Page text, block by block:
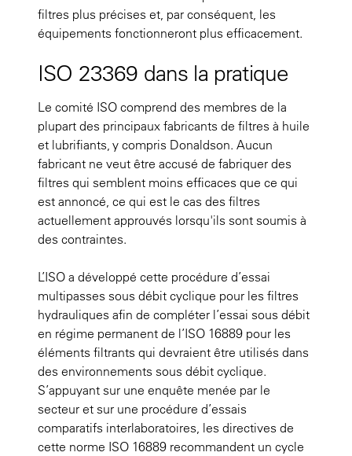
filtres plus précises et, par conséquent, les
équipements fonctionneront plus efficacement.
ISO 23369 dans la pratique
Le comité ISO comprend des membres de la
plupart des principaux fabricants de filtres à huile
et lubrifiants, y compris Donaldson. Aucun
fabricant ne veut être accusé de fabriquer des
filtres qui semblent moins efficaces que ce qui
est annoncé, ce qui est le cas des filtres
actuellement approuvés lorsqu'ils sont soumis à
des contraintes.
L’ISO a développé cette procédure d’essai
multipasses sous débit cyclique pour les filtres
hydrauliques afin de compléter l’essai sous débit
en régime permanent de l’ISO 16889 pour les
éléments filtrants qui devraient être utilisés dans
des environnements sous débit cyclique.
S’appuyant sur une enquête menée par le
secteur et sur une procédure d’essais
comparatifs interlaboratoires, les directives de
cette norme ISO 16889 recommandent un cycle